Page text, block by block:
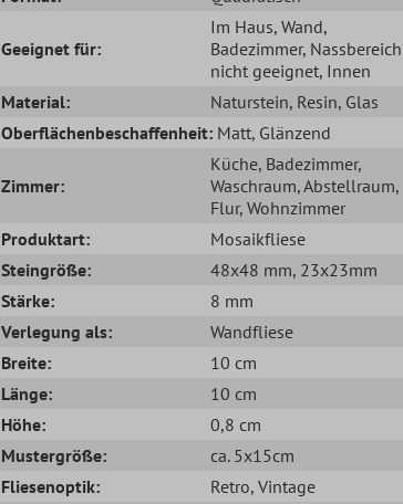
Geeignet für:
Im Haus, Wand,
Badezimmer, Nassbereich
nicht geeignet, Innen
Material:
Naturstein, Resin, Glas
Oberflächenbeschaffenheit: Matt, Glänzend
Zimmer:
Küche, Badezimmer,
Waschraum, Abstellraum,
Flur, Wohnzimmer
Produktart:
Mosaikfliese
Steingröße:
48x48 mm, 23x23mm
Stärke:
8 mm
Verlegung als:
Wandfliese
Breite:
10 cm
Länge:
10 cm
Höhe:
0,8 cm
Mustergröße:
ca. 5x15cm
Fliesenoptik:
Retro, Vintage